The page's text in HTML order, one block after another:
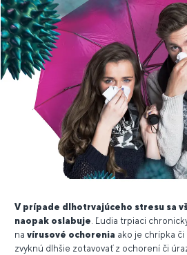
V prípade dlhotrvajúceho stresu sa
naopak oslabuje. Ľudia trpiaci
na vírusové ochorenia ako je chrípka
zvyknú dlhšie zotavovať z ochorení či